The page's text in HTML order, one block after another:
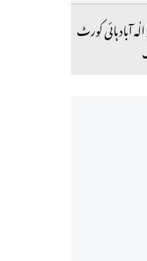
آباد ہائی کورٹ